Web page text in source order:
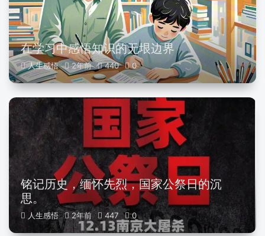
在学习中感悟知识的无垠边界
人生感悟 2年前 440 0
铭记历史，缅怀先烈，国家公祭日的沉
思。
人生感悟 2年前 447 0